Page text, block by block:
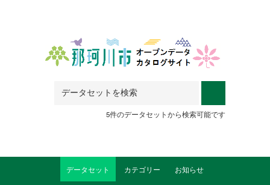
5件のデータセットから検索可能です
データセット カテゴリー お知らせ